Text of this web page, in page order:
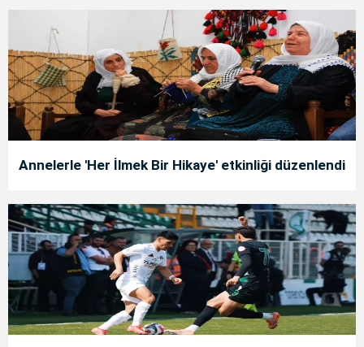
Annelerle 'Her İlmek Bir Hikaye' etkinliği düzenlendi